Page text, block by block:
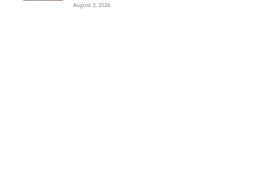
August 3, 2026